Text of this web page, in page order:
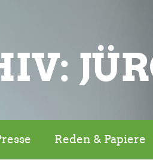
Reden & Papiere